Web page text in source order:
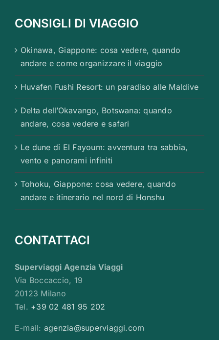
CONSIGLI DI VIAGGIO
Okinawa, Giappone: cosa vedere, quando
andare e come organizzare il viaggio
Huvafen Fushi Resort: un paradiso alle Maldive
Delta dell’Okavango, Botswana: quando
andare, cosa vedere e safari
Le dune di El Fayoum: avventura tra sabbia,
vento e panorami infiniti
Tohoku, Giappone: cosa vedere, quando
andare e itinerario nel nord di Honshu
CONTATTACI
Superviaggi Agenzia Viaggi
Via Boccaccio, 19
20123 Milano
Tel. +39 02 481 95 202
E-mail: agenzia@superviaggi.com